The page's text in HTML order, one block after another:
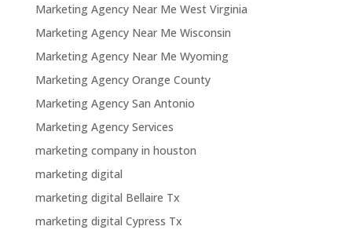
Marketing Agency Near Me West Virginia
Marketing Agency Near Me Wisconsin
Marketing Agency Near Me Wyoming
Marketing Agency Orange County
Marketing Agency San Antonio
Marketing Agency Services
marketing company in houston
marketing digital
marketing digital Bellaire Tx
marketing digital Cypress Tx